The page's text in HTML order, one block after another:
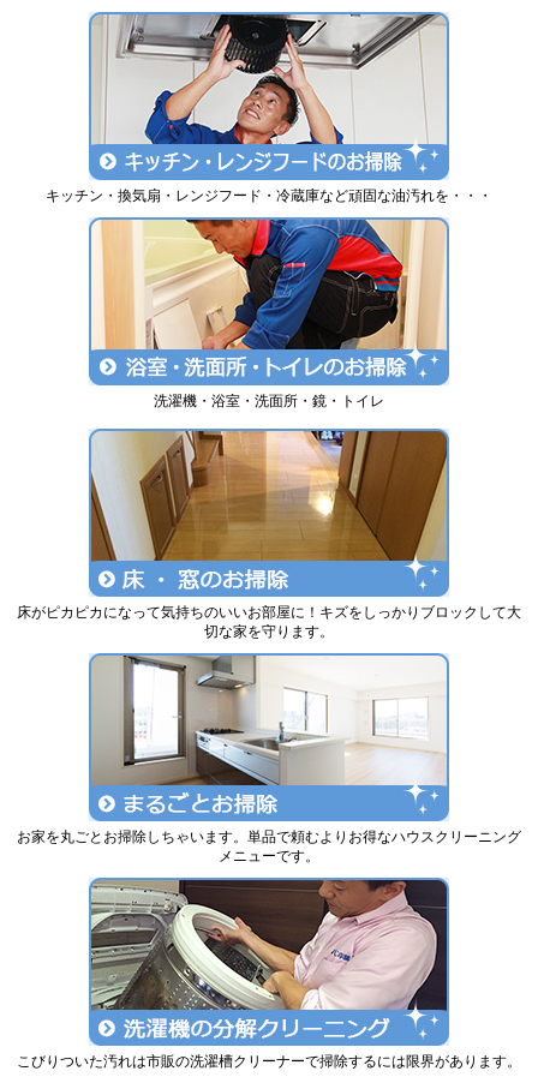
キッチン・換気扇・レンジフード・冷蔵庫など頑固な油汚れを・・・
洗濯機・浴室・洗面所・鏡・トイレ
床がピカピカになって気持ちのいいお部屋に！キズをしっかりブロックして大
切な家を守ります。
お家を丸ごとお掃除しちゃいます。単品で頼むよりお得なハウスクリーニング
メニューです。
こびりついた汚れは市販の洗濯槽クリーナーで掃除するには限界があります。